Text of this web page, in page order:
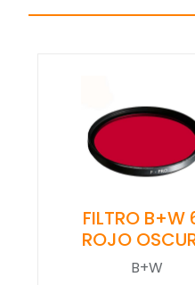
FILTRO B+W
ROJO
B+W